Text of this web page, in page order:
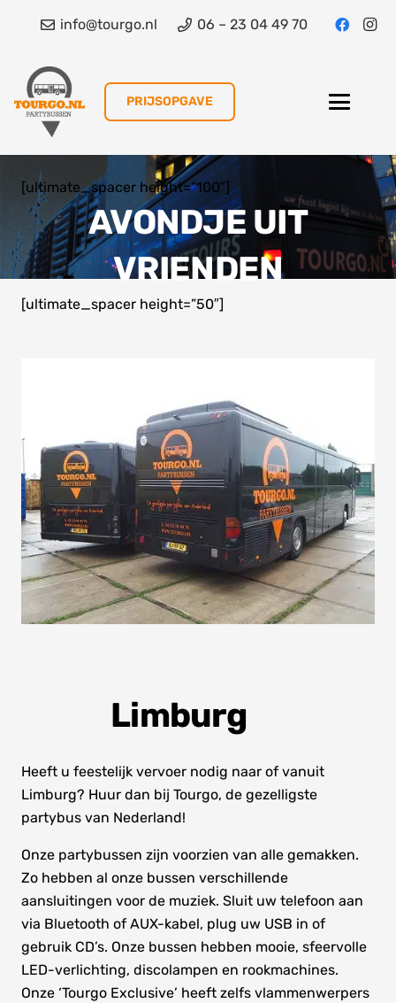
info@tourgo.nl 06 – 23 04 49 70
PRIJSOPGAVE
[ultimate_spacer height=”100″]
AVONDJE UIT
VRIENDEN
[ultimate_spacer height=”50″]
Limburg
Heeft u feestelijk vervoer nodig naar of vanuit
Limburg? Huur dan bij Tourgo, de gezelligste
partybus van Nederland!
Onze partybussen zijn voorzien van alle gemakken.
Zo hebben al onze bussen verschillende
aansluitingen voor de muziek. Sluit uw telefoon aan
via Bluetooth of AUX-kabel, plug uw USB in of
gebruik CD’s. Onze bussen hebben mooie, sfeervolle
LED-verlichting, discolampen en rookmachines.
Onze ‘Tourgo Exclusive’ heeft zelfs vlammenwerpers